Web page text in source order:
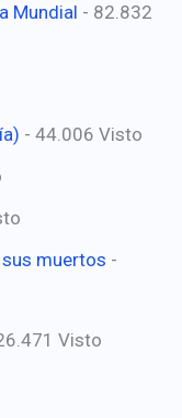
Mundial - 82.832
- 44.006 Visto
muertos -
Visto